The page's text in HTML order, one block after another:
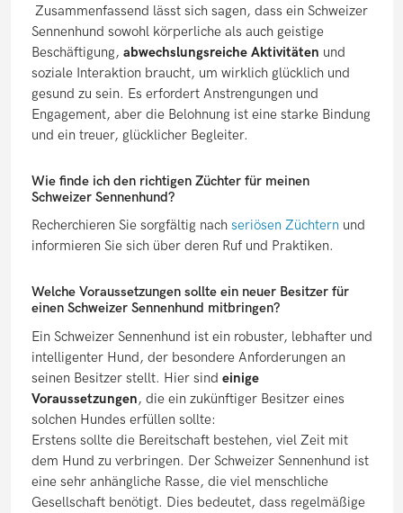
Zusammenfassend lässt sich sagen, dass ein Schweizer
Sennenhund sowohl körperliche als auch geistige
Beschäftigung, abwechslungsreiche Aktivitäten und
soziale Interaktion braucht, um wirklich glücklich und
gesund zu sein. Es erfordert Anstrengungen und
Engagement, aber die Belohnung ist eine starke Bindung
und ein treuer, glücklicher Begleiter.
Wie finde ich den richtigen Züchter für meinen
Schweizer Sennenhund?
Recherchieren Sie sorgfältig nach seriösen Züchternund
informieren Sie sich über deren Ruf und Praktiken.
Welche Voraussetzungen sollte ein neuer Besitzer für
einen Schweizer Sennenhund mitbringen?
Ein Schweizer Sennenhund ist ein robuster, lebhafter und
intelligenter Hund, der besondere Anforderungen an
seinen Besitzer stellt. Hier sind einige
Voraussetzungen, die ein zukünftiger Besitzer eines
solchen Hundes erfüllen sollte:
Erstens sollte die Bereitschaft bestehen, viel Zeit mit
dem Hund zu verbringen. Der Schweizer Sennenhund ist
eine sehr anhängliche Rasse, die viel menschliche
Gesellschaft benötigt. Dies bedeutet, dass regelmäßige